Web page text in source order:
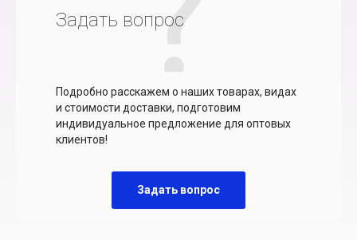
Задать вопрос
Подробно расскажем о наших товарах, видах
и стоимости доставки, подготовим
индивидуальное предложение для оптовых
клиентов!
Задать вопрос